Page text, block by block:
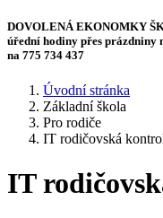
DOVOLENÁ EKONOMKY
úřední hodiny přes prázdniny
na 775 734 437
Úvodní stránka
Základní škola
Pro rodiče
IT rodičovská
IT